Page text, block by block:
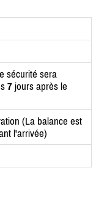
sécurité sera
7 jours après le
(La balance est
l'arrivée)